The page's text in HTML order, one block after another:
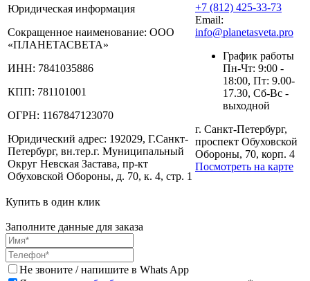
Юридическая информация
Сокращенное наименование: ООО
«ПЛАНЕТАСВЕТА»
ИНН: 7841035886
КПП: 781101001
ОГРН: 1167847123070
Юридический адрес: 192029, Г.Санкт-
Петербург, вн.тер.г. Муниципальный
Округ Невская Застава, пр-кт
Обуховской Обороны, д. 70, к. 4, стр. 1
+7 (812) 425-33-73
Email:
info@planetasveta.pro
График работы
Пн-Чт: 9:00 -
18:00, Пт: 9.00-
17.30, Сб-Вс -
выходной
г. Санкт-Петербург,
проспект Обуховской
Обороны, 70, корп. 4
Посмотреть на карте
Купить в один клик
Заполните данные для заказа
Не звоните / напишите в Whats App